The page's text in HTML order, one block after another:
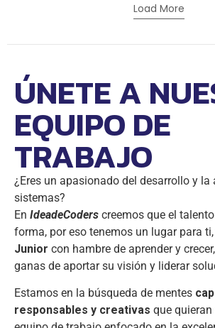
Load More
ÚNETE A
EQUIPO DE
TRABAJO
¿Eres un apasionado del desarrollo y la
sistemas?
En IdeadeCoders creemos que el
forma, por eso tenemos un lugar para
Junior con hambre de aprender y
ganas de aportar su visión y liderar
Estamos en la búsqueda de mentes
responsables y creativas que